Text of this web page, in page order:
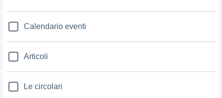
Calendario eventi
Articoli
Le circolari